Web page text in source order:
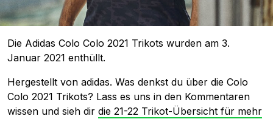
Die Adidas Colo Colo 2021 Trikots wurden am 3.
Januar 2021 enthüllt.
Hergestellt von adidas. Was denkst du über die Colo
Colo 2021 Trikots? Lass es uns in den Kommentaren
wissen und sieh dir die 21-22 Trikot-Übersicht für mehr